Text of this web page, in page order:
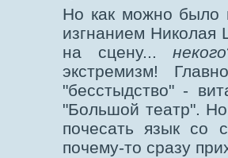
Но как можно было
изгнанием Николая
на сцену...некого
экстремизм!
"бесстыдство" -
"Большой театр".
почесать язык со
почему-то сразу